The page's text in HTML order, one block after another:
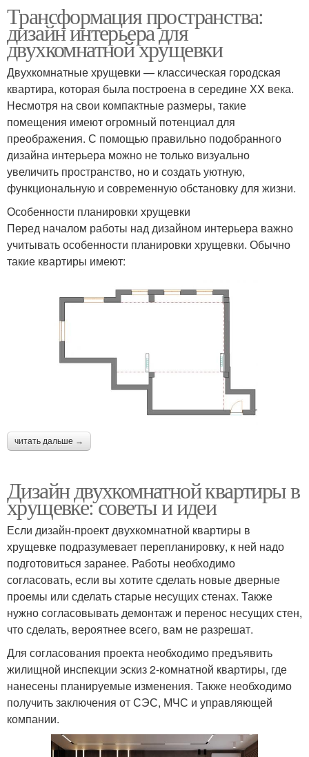
Трансформация пространства:
дизайн интерьера для
двухкомнатной хрущевки
Двухкомнатные хрущевки — классическая городская
квартира, которая была построена в середине XX века.
Несмотря на свои компактные размеры, такие
помещения имеют огромный потенциал для
преображения. С помощью правильно подобранного
дизайна интерьера можно не только визуально
увеличить пространство, но и создать уютную,
функциональную и современную обстановку для жизни.
Особенности планировки хрущевки
Перед началом работы над дизайном интерьера важно
учитывать особенности планировки хрущевки. Обычно
такие квартиры имеют:
читать дальше →
Дизайн двухкомнатной квартиры в
хрущевке: советы и идеи
Если дизайн-проект двухкомнатной квартиры в
хрущевке подразумевает перепланировку, к ней надо
подготовиться заранее. Работы необходимо
согласовать, если вы хотите сделать новые дверные
проемы или сделать старые несущих стенах. Также
нужно согласовывать демонтаж и перенос несущих стен,
что сделать, вероятнее всего, вам не разрешат.
Для согласования проекта необходимо предъявить
жилищной инспекции эскиз 2-комнатной квартиры, где
нанесены планируемые изменения. Также необходимо
получить заключения от СЭС, МЧС и управляющей
компании.